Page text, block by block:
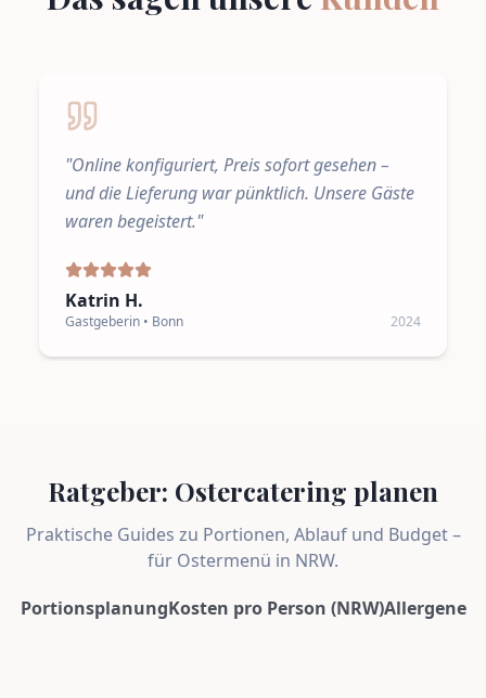
"Online konfiguriert, Preis sofort gesehen –
und die Lieferung war pünktlich. Unsere Gäste
waren begeistert."
Katrin H.
Gastgeberin • Bonn 2024
Ratgeber: Ostercatering planen
Praktische Guides zu Portionen, Ablauf und Budget –
für Ostermenü in NRW.
PortionsplanungKosten pro Person (NRW)Allergene